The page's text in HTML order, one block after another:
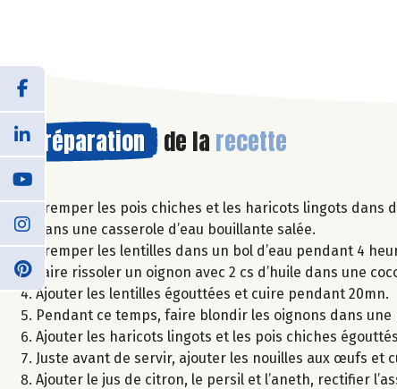
Préparation de la recette
Tremper les pois chiches et les haricots lingots dans
dans une casserole d’eau bouillante salée.
Tremper les lentilles dans un bol d’eau pendant 4
Faire rissoler un oignon avec 2 cs d’huile dans une
Ajouter les lentilles égouttées et cuire pendant 20mn.
Pendant ce temps, faire blondir les oignons dans
Ajouter les haricots lingots et les pois chiches
Juste avant de servir, ajouter les nouilles aux œufs et
Ajouter le jus de citron, le persil et l’aneth, rectifier